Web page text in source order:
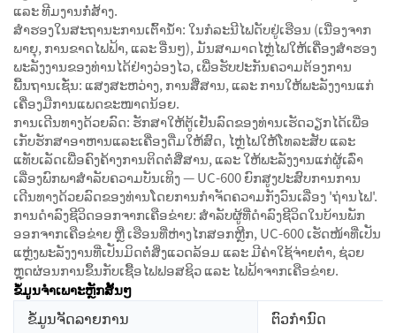
ແລະ ທີມງານກໍ່ສ້າງ.
ສຳຮອງໃນສະຖານະການເຕົ້ານ້ຳ: ໃນກໍລະນີໄຟດັບຢູ່ເຮືອນ (ເນື່ອງຈາກ
ພາຍຸ, ການຂາດໄຟຟ້າ, ແລະ ອື່ນໆ), ມັນສາມາດໄຫຼ່ໄຟໃຫ້ເຄື່ອງສຳຮອງ
ພະລັງງານຂອງທ່ານໄດ້ຢ່າງວ່ອງໄວ, ເພື່ອຮັບປະກັນຄວາມຕ້ອງການ
ພື້ນຖານເຊັ່ນ: ແສງສະຫວ່າງ, ການສື່ສານ, ແລະ ການໃຫ້ພະລັງງານແກ່
ເຄື່ອງມືການແພດຂະໜາດນ້ອຍ.
ການເດີນທາງດ້ວຍລົດ: ຮັກສາໃຫ້ຕູ້ເຢັນລົດຂອງທ່ານເຮັດວຽກໄດ້ເພື່ອ
ເກັບຮັກສາອາຫານແລະເຄື່ອງດື່ມໃຫ້ສົດ, ໄຫຼ່ໄຟໃຫ້ໂທລະສັບ ແລະ
ແທັບເລັດເພື່ອຄົງຄ້າງການຕິດຕໍ່ສື່ສານ, ແລະ ໃຫ້ພະລັງງານແກ່ຜູ້ເລົ່າ
ເລື່ອງພົກພາສຳລັບຄວາມບັນເທິງ — UC-600 ຍົກສູງປະສົບການການ
ເດີນທາງດ້ວຍລົດຂອງທ່ານໂດຍການກຳຈັດຄວາມກັງວົນເລື່ອງ 'ຖ່ານໄຟ'.
ການດຳລົງຊີວິດອອກຈາກເຄືອຂ່າຍ: ສຳລັບຜູ້ທີ່ດຳລົງຊີວິດໃນບ້ານພັກ
ອອກຈາກເຄືອຂ່າຍ ຫຼື ເຮືອນທີ່ຫ່າງໄກສອກຫຼີກ, UC-600 ເຮັດໜ້າທີ່ເປັນ
ແຫຼ່ງພະລັງງານທີ່ເປັນມິດຕໍ່ສິ່ງແວດລ້ອມ ແລະ ມີຄ່າໃຊ້ຈ່າຍຕ່ຳ, ຊ່ວຍ
ຫຼຸດຜ່ອນການຂຶ້ນກັບເຊື້ອໄຟຟອສຊິວ ແລະ ໄຟຟ້າຈາກເຄືອຂ່າຍ.
ຂໍ້ມູນຈຳເພາະຫຼັກສັ້ນໆ
ຂໍ້ມູນຈັດລາຍການ
ຕົວກໍານົດ